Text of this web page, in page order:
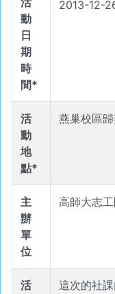
動
日
期
時
間*
2013-12-
活
動
地
點*
燕巢校區
主
辦
單
位
高師大志
活
這次的社